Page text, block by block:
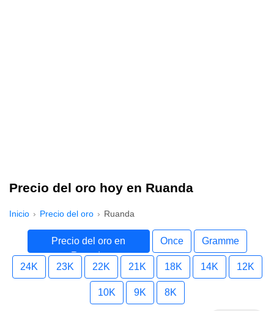
Precio del oro hoy en Ruanda
Inicio Precio del oro Ruanda
Precio del oro en
Ruanda
Once Gramme
24K 23K 22K 21K 18K 14K 12K
10K 9K 8K